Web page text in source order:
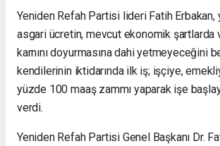
Yeniden Refah Partisi lideri Fatih Erbakan,
asgari ücretin, mevcut ekonomik şartlarda
karnını doyurmasına dahi yetmeyeceğini
kendilerinin iktidarında ilk iş; işçiye,
yüzde 100 maaş zammı yaparak işe
verdi.
Yeniden Refah Partisi Genel Başkanı Dr.